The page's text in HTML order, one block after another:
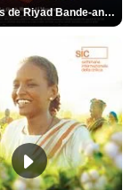
Les Silences de Riyad Bande-annonce VO STFR